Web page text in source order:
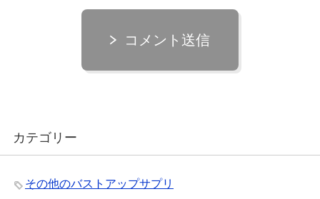
コメント送信
カテゴリー
その他のバストアップサプリ